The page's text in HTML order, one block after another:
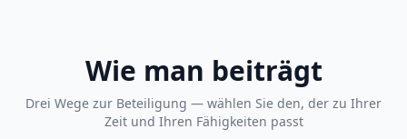
Wie man beiträgt
Drei Wege zur Beteiligung — wählen Sie den, der zu Ihrer
Zeit und Ihren Fähigkeiten passt